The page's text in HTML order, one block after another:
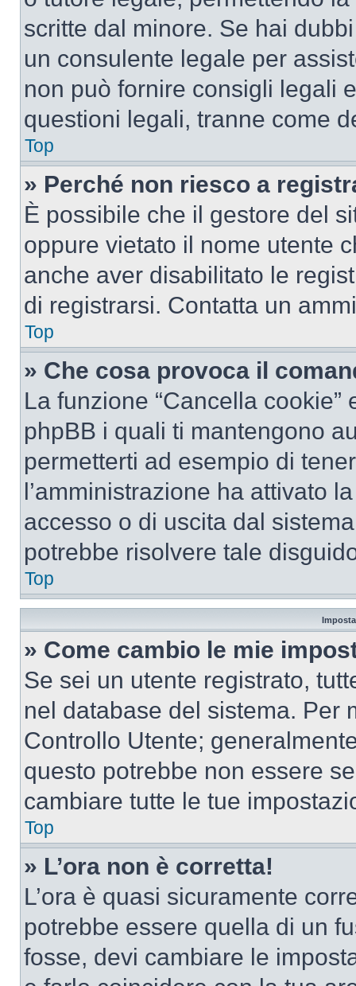
scritte dal minore. Se hai
un consulente legale per
non può fornire consigli legali
questioni legali, tranne come
Top
» Perché non riesco a
È possibile che il gestore del
oppure vietato il nome utente
anche aver disabilitato le
di registrarsi. Contatta un
Top
» Che cosa provoca il
La funzione “Cancella
phpBB i quali ti mantengono
permetterti ad esempio di
l’amministrazione ha attivato
accesso o di uscita dal
potrebbe risolvere tale
Top
» Come cambio le mie
Se sei un utente registrato,
nel database del sistema. Per
Controllo Utente;
questo potrebbe non essere
cambiare tutte le tue
Top
» L’ora non è corretta!
L’ora è quasi sicuramente
potrebbe essere quella di un
fosse, devi cambiare le